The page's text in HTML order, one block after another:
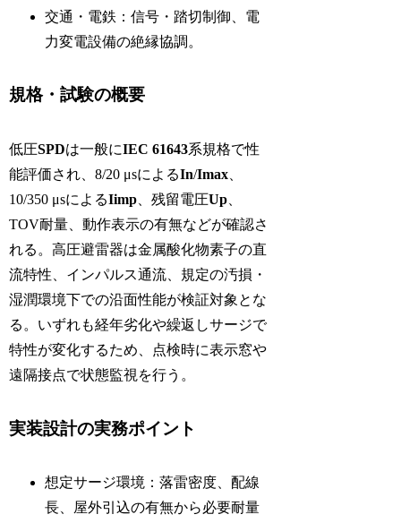
交通・電鉄：信号・踏切制御、電
力変電設備の絶縁協調。
規格・試験の概要
低圧SPDは一般にIEC 61643系規格で性
能評価され、8/20 μsによるIn/Imax
10/350 μsによるIimp 、残留電圧Up
TOV耐量、動作表示の有無などが確認さ
れる。高圧避雷器は金属酸化物素子の直
流特性、インパルス通流、規定の汚損・
湿潤環境下での沿面性能が検証対象とな
る。いずれも経年劣化や繰返しサージで
特性が変化するため、点検時に表示窓や
遠隔接点で状態監視を行う。
実装設計の実務ポイント
想定サージ環境：落雷密度、配線
長、屋外引込の有無から必要耐量